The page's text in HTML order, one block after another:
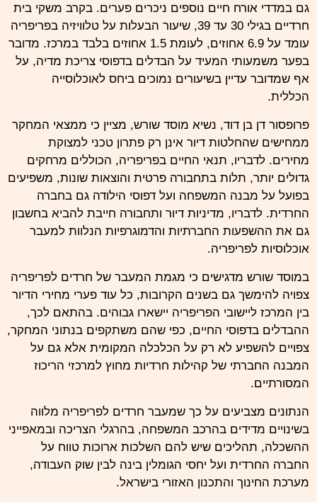
גם במדדי אורח חיים נוספים ניכרים פערים. בקרב משקי בית
חרדיים בגילי 30 עד 39, שיעור הבעלות על טלוויזיה בפריפריה
עומד על 6.9 אחוזים, לעומת 1.5 אחוזים בלבד במרכז. מדובר
בפער משמעותי המעיד על הבדלים בדפוסי צריכת מדיה, על
אף שמדובר עדיין בשיעורים נמוכים ביחס לאוכלוסייה
הכללית.
פרופסור דן בן דוד, נשיא מוסד שורש, מציין כי ממצאי המחקר
ממחישים שהחלטות דיור אינן רק פתרון טכני למצוקת
מחירים. לדבריו, תנאי החיים בפריפריה, הכוללים מרחקים
גדולים יותר, תלותבתחבורה פרטית והוצאות שונות, משפיעים
בפועל על מבנה המשפחה ועל דפוסי הילודה גם בחברה
החרדית. לדבריו, מדיניות דיור ותחבורה חייבת להביא בחשבון
גם את ההשפעות החברתיות והדמוגרפיות הנלוות למעבר
אוכלוסיות לפריפריה.
במוסד שורש מדגישים כי מגמת המעבר של חרדים לפריפריה
צפויה להימשך גם בשנים הקרובות, כל עוד פערי מחירי הדיור
בין המרכז ליישובי הפריפריה יישארו גבוהים. בהתאם לכך,
ההבדלים בדפוסי החיים, כפי שהם משתקפים בנתוני המחקר,
צפויים להשפיע לא רק על הכלכלה המקומית אלא גם על
המבנה החברתי של קהילות חרדיות מחוץ למרכזי הריכוז
המסורתיים.
הנתונים מצביעים על כך שמעבר חרדים לפריפריה מלווה
בשינויים מדידים בהרכב המשפחה, בהרגלי הצריכה ובמאפייני
ההשכלה, תהליכים שיש להם השלכות ארוכות טווח על
החברה החרדית ועל יחסי הגומלין בינה לבין שוק העבודה,
מערכת החינוך והתכנון האזורי בישראל.